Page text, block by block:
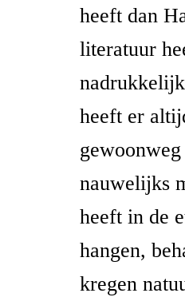
heeft dan
literatuur
heeft er
nauwelijks
heeft in de
hangen,
kregen